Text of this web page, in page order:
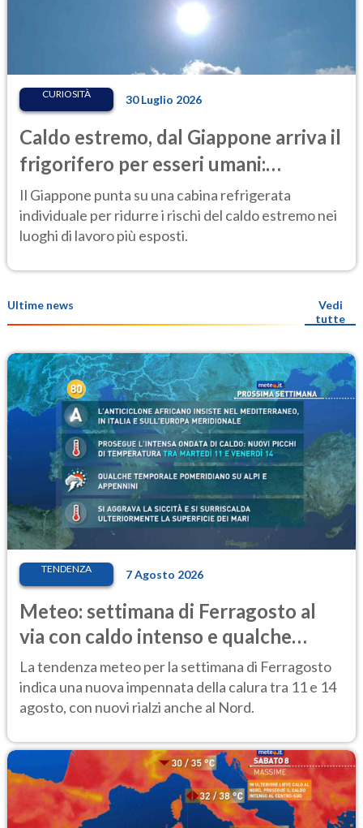
CURIOSITÀ 30 Luglio 2026
Caldo estremo, dal Giappone arriva il
frigorifero per esseri umani:
l'invenzione anti-afa che fa
discutere
Il Giappone punta su una cabina refrigerata
individuale per ridurre i rischi del caldo estremo nei
luoghi di lavoro più esposti.
Ultime news
Vedi
tutte
TENDENZA 7 Agosto 2026
Meteo: settimana di Ferragosto al
via con caldo intenso e qualche
temporale
La tendenza meteo per la settimana di Ferragosto
indica una nuova impennata della calura tra 11 e 14
agosto, con nuovi rialzi anche al Nord.